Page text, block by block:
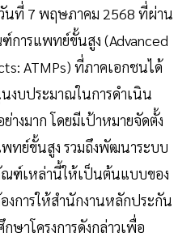
นที่ 7 พฤษภาคม 2568 ที่ผ่าน
การแพทย์ขั้นสูง (Advanced
ATMPs) ที่ภาคเอกชนได้
งบประมาณในการดำเนิน
างมาก โดยมีเป้าหมายจัดตั้ง
ย์ขั้นสูง รวมถึงพัฒนาระบบ
ณฑ์เหล่านี้ให้เป็นต้นแบบของ
งการให้สำนักงานหลักประกัน
าโครงการดังกล่าวเพื่อ